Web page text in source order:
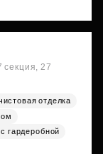
секция, 27
отделка
гардеробной